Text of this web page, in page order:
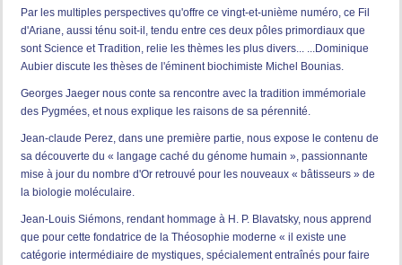
Par les multiples perspectives qu'offre ce vingt-et-unième numéro, ce Fil
d'Ariane, aussi ténu soit-il, tendu entre ces deux pôles primordiaux que
sont Science et Tradition, relie les thèmes les plus divers... ...Dominique
Aubier discute les thèses de l'éminent biochimiste Michel Bounias.
Georges Jaeger nous conte sa rencontre avec la tradition immémoriale
des Pygmées, et nous explique les raisons de sa pérennité.
Jean-claude Perez, dans une première partie, nous expose le contenu de
sa découverte du « langage caché du génome humain », passionnante
mise à jour du nombre d'Or retrouvé pour les nouveaux « bâtisseurs » de
la biologie moléculaire.
Jean-Louis Siémons, rendant hommage à H. P. Blavatsky, nous apprend
que pour cette fondatrice de la Théosophie moderne « il existe une
catégorie intermédiaire de mystiques, spécialement entraînés pour faire